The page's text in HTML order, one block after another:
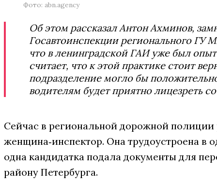
Фото: abn.agency
Об этом рассказал Антон Ахминов,
Госавтоинспекции регионального ГУ
что в ленинградской ГАИ уже был
считает, что к этой практике стоит
подразделение могло бы
водителям будет приятно лицезреть
Сейчас в региональной дорожной полиции
женщина‑инспектор. Она трудоустроена в
одна кандидатка подала документы для
району Петербурга.